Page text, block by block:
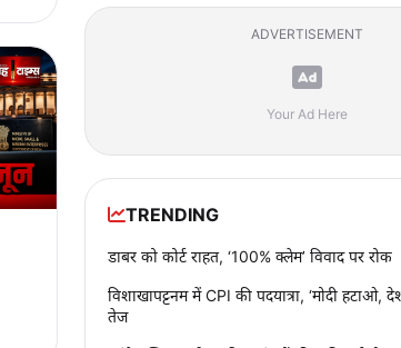
ADVERTISEMENT
Your Ad Here
TRENDING
डाबर को कोर्ट राहत, ‘100% क्लेम’ विवाद पर रोक
विशाखापट्टनम में CPI की पदयात्रा, ‘मोदी हटाओ,
तेज